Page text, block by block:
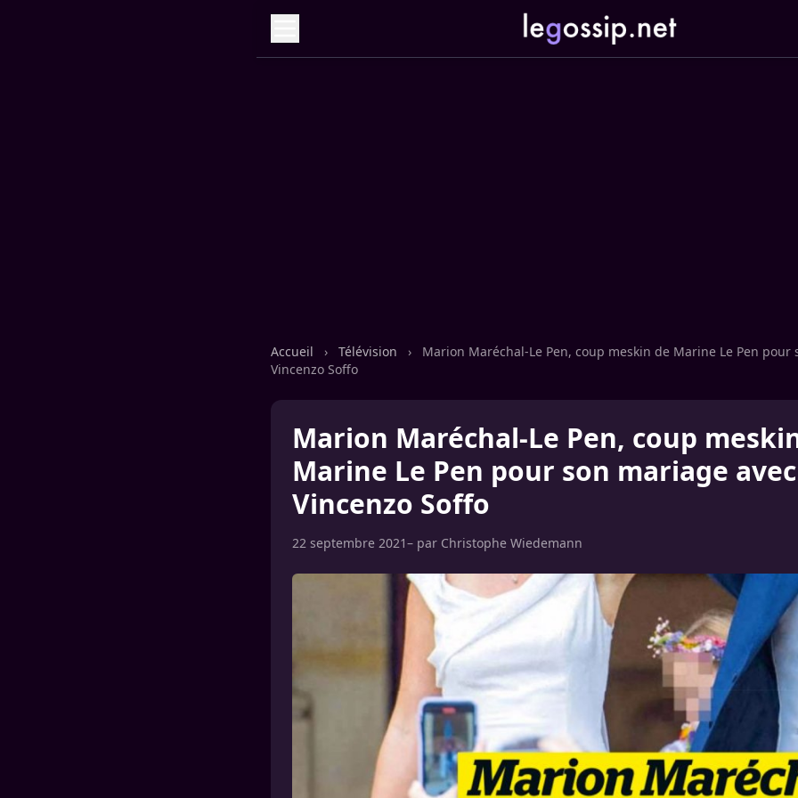
Accueil › Télévision ›
Marion Maréchal-Le Pen, coup meskin de Marine Le Pen pour
Vincenzo Soffo
Marion Maréchal-Le Pen, coup
Marine Le Pen pour son mariage avec
Vincenzo Soffo
22 septembre 2021– par Christophe Wiedemann